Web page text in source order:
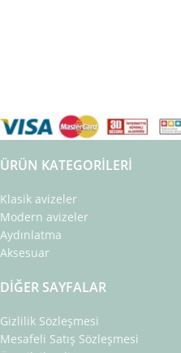
ÜRÜN KATEGORILERI
Klasik avizeler
Modern avizeler
Aydınlatma
Aksesuar
DIĞER SAYFALAR
Gizlilik Sözleşmesi
Mesafeli Satış Sözleşmesi